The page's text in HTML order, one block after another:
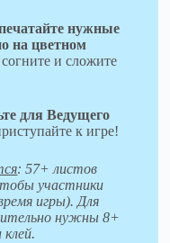
нужные
на цветном
и сложите
для Ведущего
к игре!
: 57+ листов
участники
игры). Для
нужны 8+